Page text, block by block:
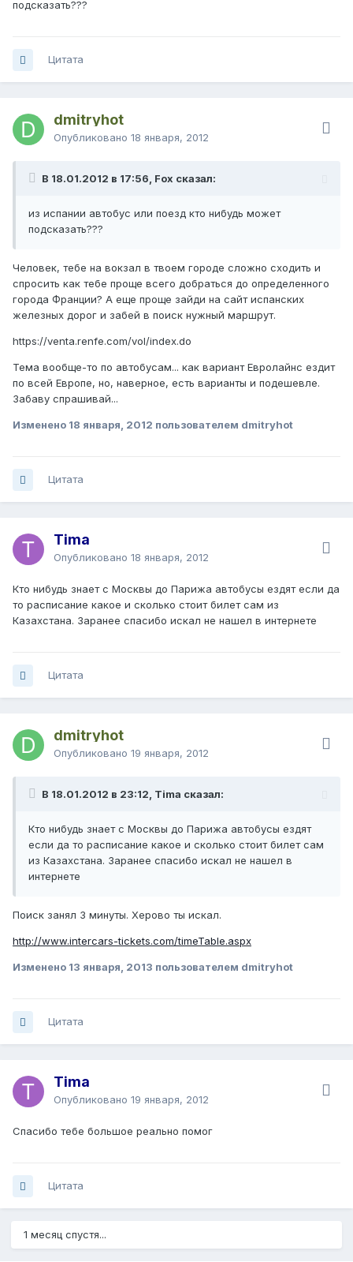
подсказать???
Цитата
dmitryhot
Опубликовано 18 января, 2012
В 18.01.2012 в 17:56, Fox сказал:
из испании автобус или поезд кто нибудь может
подсказать???
Человек, тебе на вокзал в твоем городе сложно сходить и
спросить как тебе проще всего добраться до определенного
города Франции? А еще проще зайди на сайт испанских
железных дорог и забей в поиск нужный маршрут.
https://venta.renfe.com/vol/index.do
Тема вообще-то по автобусам... как вариант Евролайнс ездит
по всей Европе, но, наверное, есть варианты и подешевле.
Забаву спрашивай...
Изменено 18 января, 2012 пользователем dmitryhot
Цитата
Tima
Опубликовано 18 января, 2012
Кто нибудь знает с Москвы до Парижа автобусы ездят если да
то расписание какое и сколько стоит билет сам из
Казахстана. Заранее спасибо искал не нашел в интернете
Цитата
dmitryhot
Опубликовано 19 января, 2012
В 18.01.2012 в 23:12, Tima сказал:
Кто нибудь знает с Москвы до Парижа автобусы ездят
если да то расписание какое и сколько стоит билет сам
из Казахстана. Заранее спасибо искал не нашел в
интернете
Поиск занял 3 минуты. Херово ты искал.
http://www.intercars-tickets.com/timeTable.aspx
Изменено 13 января, 2013 пользователем dmitryhot
Цитата
Tima
Опубликовано 19 января, 2012
Спасибо тебе большое реально помог
Цитата
1 месяц спустя...